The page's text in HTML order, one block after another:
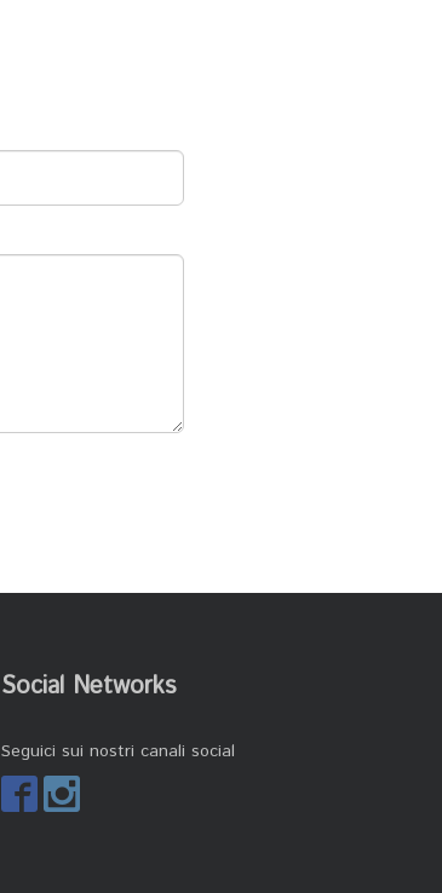
Social Networks
Seguici sui nostri canali social